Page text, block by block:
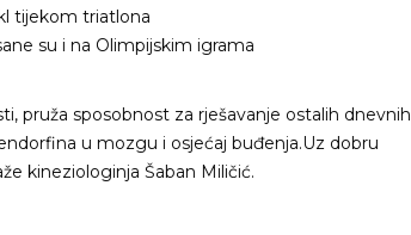
tijekom triatlona
su i na Olimpijskim igrama
pruža sposobnost za rješavanje ostalih dnevnih
u mozgu i osjećaj buđenja.Uz dobru
kineziologinja Šaban Miličić.